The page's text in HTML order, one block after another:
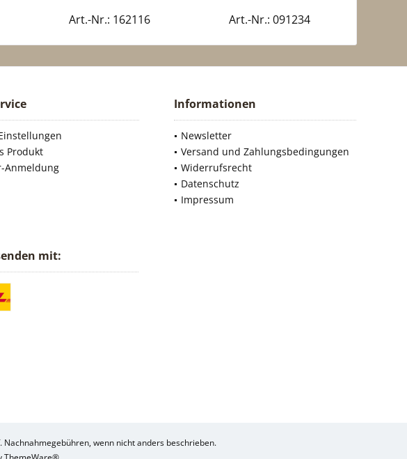
Art.-Nr.: 162116
Art.-Nr.: 091234
Produkt
Anmeldung
Informationen
Newsletter
Versand und Zahlungsbedingungen
Widerrufsrecht
Datenschutz
Impressum
mit:
Nachnahmegebühren, wenn nicht anders beschrieben.